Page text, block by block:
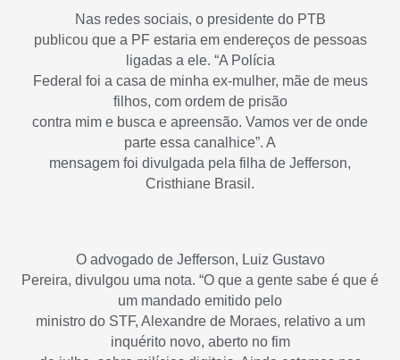
Nas redes sociais, o presidente do PTB
publicou que a PF estaria em endereços de pessoas
ligadas a ele. “A Polícia
Federal foi a casa de minha ex-mulher, mãe de meus
filhos, com ordem de prisão
contra mim e busca e apreensão. Vamos ver de onde
parte essa canalhice”. A
mensagem foi divulgada pela filha de Jefferson,
Cristhiane Brasil.
O advogado de Jefferson, Luiz Gustavo
Pereira, divulgou uma nota. “O que a gente sabe é que é
um mandado emitido pelo
ministro do STF, Alexandre de Moraes, relativo a um
inquérito novo, aberto no fim